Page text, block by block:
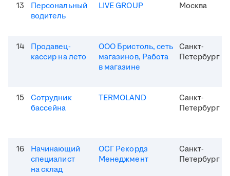
13
Персональный
водитель
LIVE GROUP Москва
14
Продавец-
кассир на лето
ООО Бристоль, сеть
магазинов, Работа
в магазине
Санкт-
Петербург
15
Сотрудник
бассейна
TERMOLAND
Санкт-
Петербург
16
Начинающий
специалист
на склад
ОСГ Рекордз
Менеджмент
Санкт-
Петербург